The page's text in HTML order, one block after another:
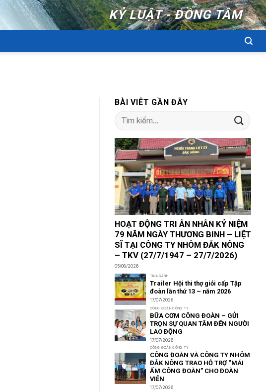
KỶ LUẬT - ĐỒNG TÂM
BÀI VIÊT GẦN ĐÂY
HOẠT ĐỘNG TRI ÂN NHÂN KỶ NIỆM
79 NĂM NGÀY THƯƠNG BINH – LIỆT
SĨ TẠI CÔNG TY NHÔM ĐẮK NÔNG
– TKV (27/7/1947 – 27/7/2026)
05/08/2026
TIN NGÀNH
Trailer Hội thi thợ giỏi cấp Tập
đoàn lần thứ 13 – năm 2026
17/07/2026
CÔNG ĐOÀN CÔNG TY
BỮA CƠM CÔNG ĐOÀN – GỬI
TRỌN SỰ QUAN TÂM ĐẾN NGƯỜI
LAO ĐỘNG
17/07/2026
CÔNG ĐOÀN CÔNG TY
CÔNG ĐOÀN VÀ CÔNG TY NHÔM
ĐẮK NÔNG TRAO HỖ TRỢ “MÁI
ẤM CÔNG ĐOÀN” CHO ĐOÀN
VIÊN
17/07/2026